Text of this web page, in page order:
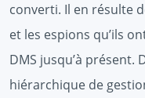
converti. Il en résulte
et les espions qu’ils
DMS jusqu’à présent.
hiérarchique de